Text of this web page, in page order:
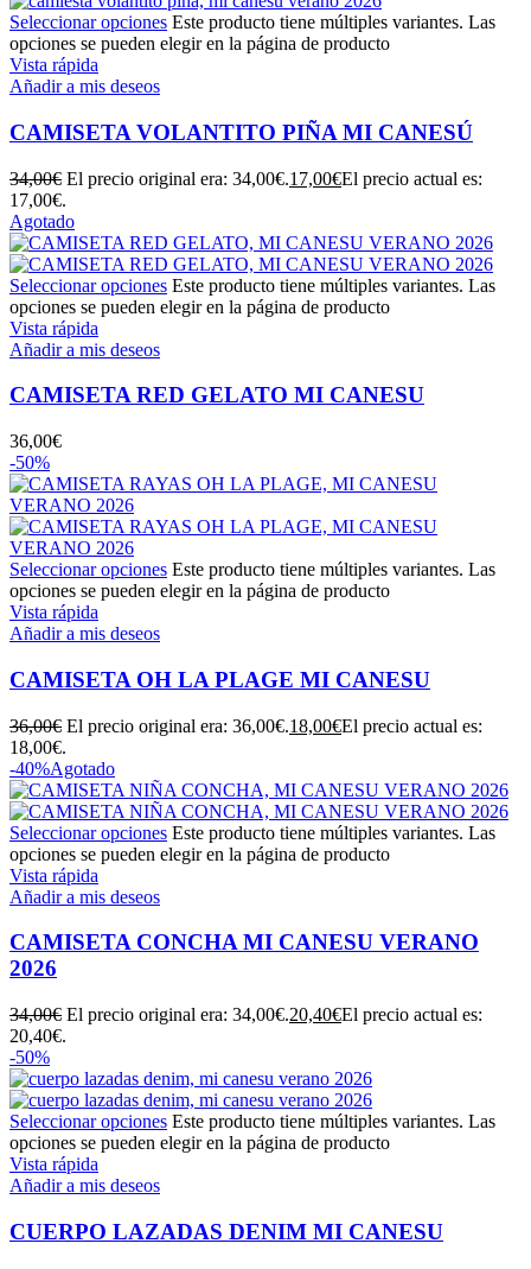
Seleccionar opciones Este producto tiene múltiples variantes. Las
opciones se pueden elegir en la página de producto
Vista rápida
Añadir a mis deseos
CAMISETA VOLANTITO PIÑA MI CANESÚ
34,00€ El precio original era: 34,00€.17,00€El precio actual es:
17,00€.
Agotado
Seleccionar opciones Este producto tiene múltiples variantes. Las
opciones se pueden elegir en la página de producto
Vista rápida
Añadir a mis deseos
CAMISETA RED GELATO MI CANESU
36,00€
-50%
Seleccionar opciones Este producto tiene múltiples variantes. Las
opciones se pueden elegir en la página de producto
Vista rápida
Añadir a mis deseos
CAMISETA OH LA PLAGE MI CANESU
36,00€ El precio original era: 36,00€.18,00€El precio actual es:
18,00€.
-40%Agotado
Seleccionar opciones Este producto tiene múltiples variantes. Las
opciones se pueden elegir en la página de producto
Vista rápida
Añadir a mis deseos
CAMISETA CONCHA MI CANESU VERANO
2026
34,00€ El precio original era: 34,00€.20,40€El precio actual es:
20,40€.
-50%
Seleccionar opciones Este producto tiene múltiples variantes. Las
opciones se pueden elegir en la página de producto
Vista rápida
Añadir a mis deseos
CUERPO LAZADAS DENIM MI CANESU